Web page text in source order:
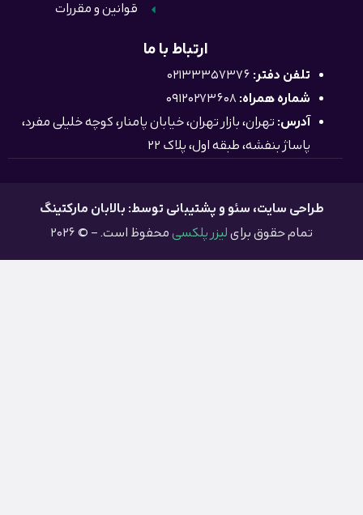
قوانین و مقررات
ارتباط با ما
تلفن دفتر: 02133357376
شماره همراه: 09120273608
آدرس: تهران، بازار تهران، خیابان پامنار، کوچه خلیلی مفرد،
پاساژ بنفشه، طبقه اول، پلاک 22
تمام حقوق برایلیزر پلکسیمحفوظ است. – © 2026
طراحی سایت، سئو و پشتیبانی توسط: بالابان مارکتینگ